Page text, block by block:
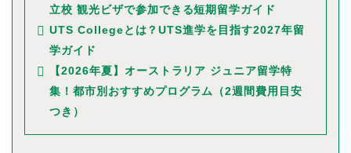
立校 観光ビザで参加できる短期留学ガイド
UTS Collegeとは？UTS進学を目指す2027年留
学ガイド
【2026年夏】オーストラリア ジュニア留学特
集！都市別おすすめプログラム（2週間費用目安
つき）